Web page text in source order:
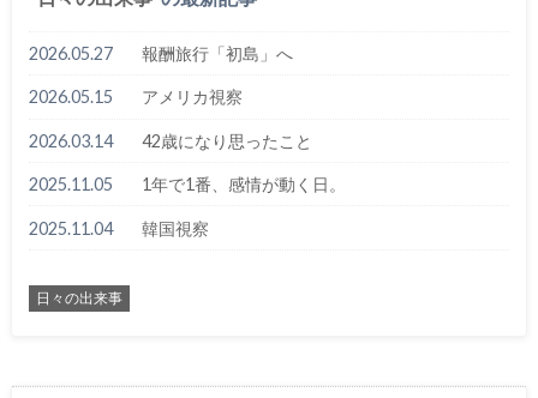
2026.05.27 報酬旅行「初島」へ
2026.05.15 アメリカ視察
2026.03.14 42歳になり思ったこと
2025.11.05 1年で1番、感情が動く日。
2025.11.04 韓国視察
日々の出来事